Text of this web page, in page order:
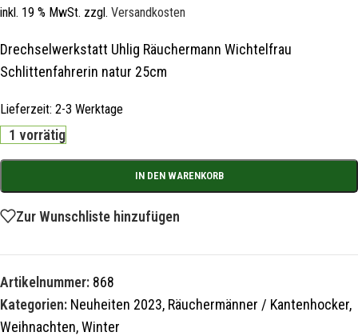
inkl. 19 % MwSt. zzgl. Versandkosten
Drechselwerkstatt Uhlig Räuchermann Wichtelfrau
Schlittenfahrerin natur 25cm
Lieferzeit: 2-3 Werktage
1 vorrätig
IN DEN WARENKORB
Zur Wunschliste hinzufügen
Artikelnummer: 868
Kategorien: Neuheiten 2023, Räuchermänner / Kantenhocker,
Weihnachten,Winter